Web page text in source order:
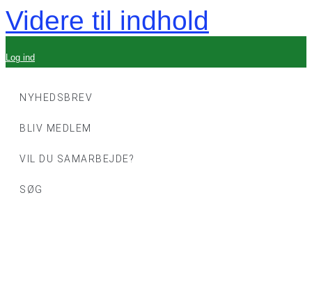
Videre til indhold
Log ind
NYHEDSBREV
BLIV MEDLEM
VIL DU SAMARBEJDE?
SØG